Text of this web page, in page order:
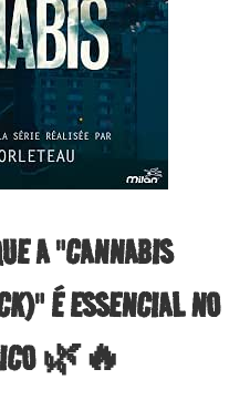
A "CANNABIS
É ESSENCIAL NO
🌿🔥